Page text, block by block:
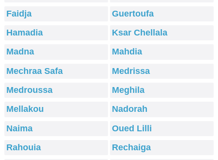
Faidja
Guertoufa
Hamadia
Ksar Chellala
Madna
Mahdia
Mechraa Safa
Medrissa
Medroussa
Meghila
Mellakou
Nadorah
Naima
Oued Lilli
Rahouia
Rechaiga